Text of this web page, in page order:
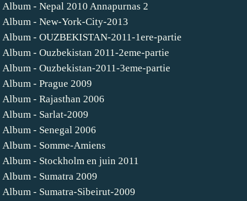
Album - Nepal 2010 Annapurnas 2
Album - New-York-City-2013
Album - OUZBEKISTAN-2011-1ere-partie
Album - Ouzbekistan 2011-2eme-partie
Album - Ouzbekistan-2011-3eme-partie
Album - Prague 2009
Album - Rajasthan 2006
Album - Sarlat-2009
Album - Senegal 2006
Album - Somme-Amiens
Album - Stockholm en juin 2011
Album - Sumatra 2009
Album - Sumatra-Sibeirut-2009